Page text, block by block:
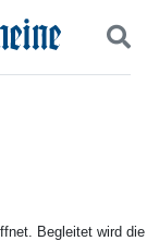
Begleitet wird